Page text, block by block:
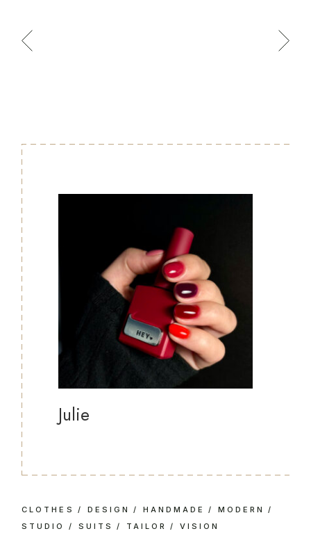
Julie
CLOTHES DESIGN HANDMADE
MODERN
STUDIO
SUITS TAILOR VISION